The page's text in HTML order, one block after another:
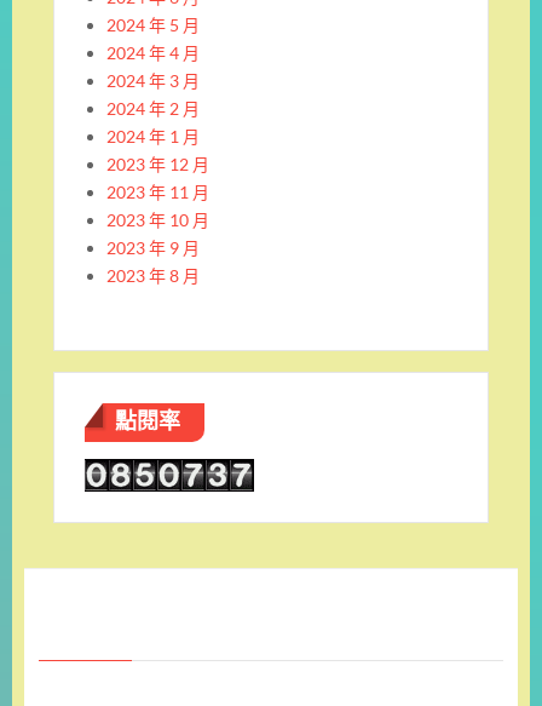
2024 年 5 月
2024 年 4 月
2024 年 3 月
2024 年 2 月
2024 年 1 月
2023 年 12 月
2023 年 11 月
2023 年 10 月
2023 年 9 月
2023 年 8 月
點閱率